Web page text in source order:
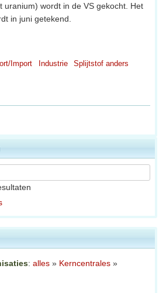
uranium) wordt in de VS gekocht. Het
in juni getekend.
Import Industrie
Splijtstof anders
: alles » Kerncentrales »